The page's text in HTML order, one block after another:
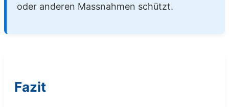
oder anderen Massnahmen schützt.
Fazit